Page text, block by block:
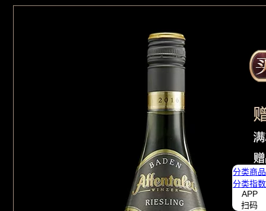
分类商品
分类指数
APP
扫码